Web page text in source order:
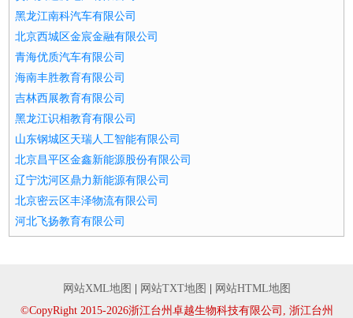
黑龙江南科汽车有限公司
北京西城区金宸金融有限公司
青海优质汽车有限公司
海南丰胜教育有限公司
吉林西展教育有限公司
黑龙江识相教育有限公司
山东钢城区天瑞人工智能有限公司
北京昌平区金鑫新能源股份有限公司
辽宁沈河区鼎力新能源有限公司
北京密云区丰泽物流有限公司
河北飞扬教育有限公司
网站XML地图 网站TXT地图
网站HTML地图
©CopyRight 2015-2026浙江台州卓越生物科技有限公司, 浙江台州